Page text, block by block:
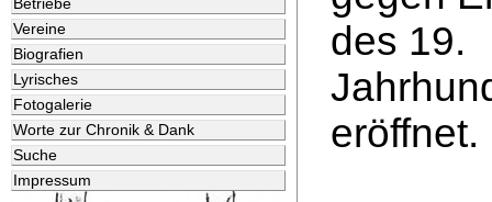
Betriebe
Vereine
Biografien
Lyrisches
Fotogalerie
Worte zur Chronik & Dank
Suche
Impressum
des 19.
eröffnet.